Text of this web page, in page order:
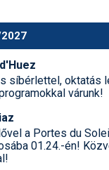
2027
síbérlettel, oktatás
várunk!
a Portes du
01.24.-én!